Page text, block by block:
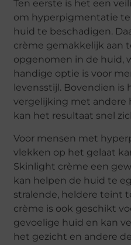
Ten eerste is het een
om hyperpigmentatie
huid te beschadigen.
crème gemakkelijk aan
opgenomen in de huid,
handige optie is voor
levensstijl. Bovendien is
vergelijking met andere
kan het resultaat snel
Voor mensen met
vlekken op het gelaat
Skinlight crème een
kan helpen de huid te
stralende, heldere teint
crème is ook geschikt
gevoelige huid en kan
het gezicht en andere